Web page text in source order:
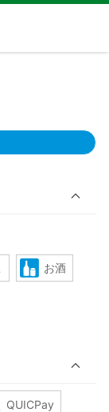
お酒
QUICPay